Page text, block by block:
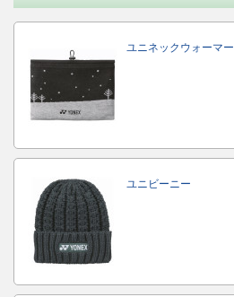
ユニネックウォーマー
ユニビーニー